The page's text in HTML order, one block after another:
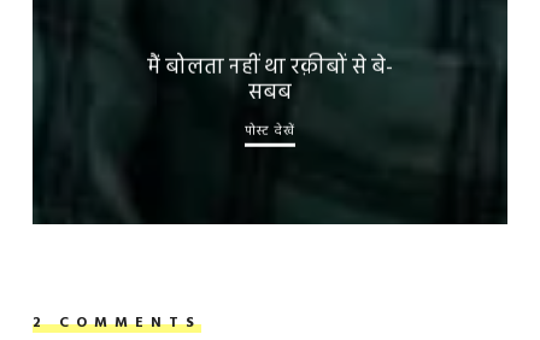
मैं बोलता नहीं था रक़ीबों से बे-
सबब
पोस्ट देखें
2 COMMENTS